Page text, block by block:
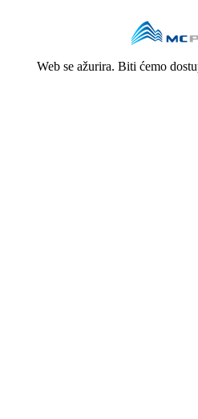
Web se ažurira. Biti ćemo